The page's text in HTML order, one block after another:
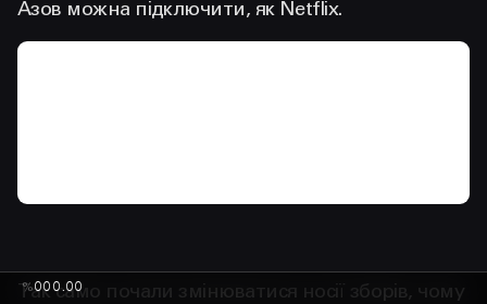
Азов можна підключити, як Netflix.
Так само почали змінюватися носії зборів, чому
%000.00